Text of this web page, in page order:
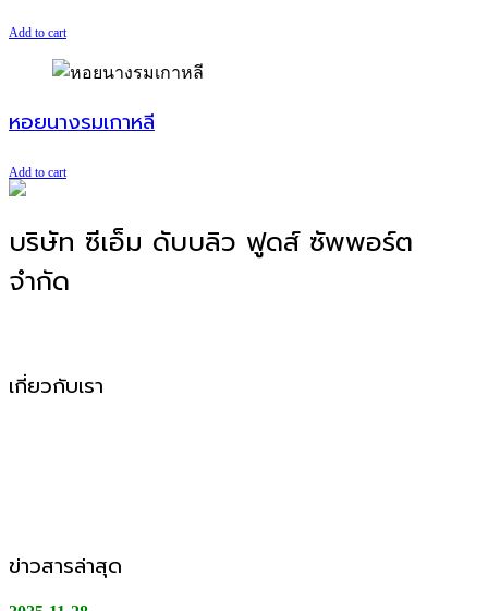
Add to cart
หอยนางรมเกาหลี
Add to cart
บริษัท ซีเอ็ม ดับบลิว ฟูดส์ ซัพพอร์ต
จำกัด
เกี่ยวกับเรา
ข่าวสารล่าสุด